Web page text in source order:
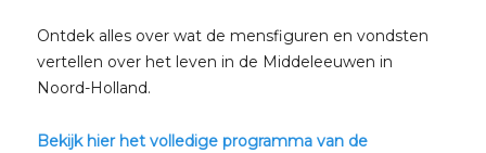
Ontdek alles over wat de mensfiguren en vondsten
vertellen over het leven in de Middeleeuwen in
Noord-Holland.
Bekijk hier het volledige programma van de